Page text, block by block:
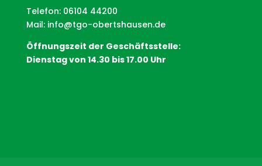
Telefon: 06104 44200
Mail: info@tgo-obertshausen.de
Öffnungszeit der Geschäftsstelle:
Dienstag von 14.30 bis 17.00 Uhr